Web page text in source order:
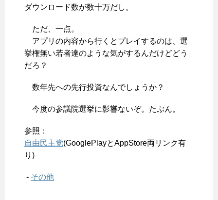
ダウンロード数が数十万だし。
ただ、一点。
アプリの内容から行くとプレイするのは、選
挙権無い若者達のような気がするんだけどどう
だろ？
数年先への先行投資なんでしょうか？
今度の参議院選挙に影響ないぞ。たぶん。
参照：
自由民主党(GooglePlayとAppStore両リンク有
り)
- その他